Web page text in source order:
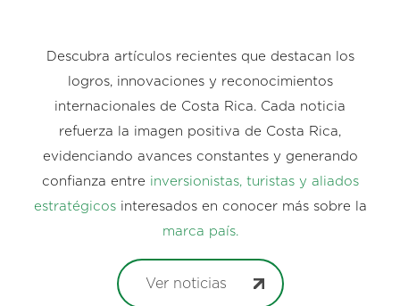
Descubra artículos recientes que destacan los
logros, innovaciones y reconocimientos
internacionales de Costa Rica. Cada noticia
refuerza la imagen positiva de Costa Rica,
evidenciando avances constantes y generando
confianza entre inversionistas, turistas y aliados
estratégicos interesados en conocer más sobre la
marca país.
Ver noticias